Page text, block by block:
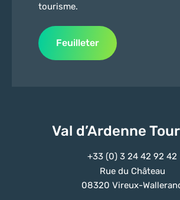
tourisme.
Feuilleter
Val d’Ardenne
+33 (0) 3 24 42 92 42
Rue du Château
08320 Vireux-